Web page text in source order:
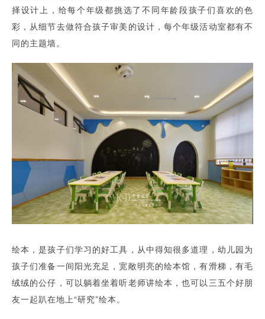
择设计上，给每个年级都挑选了不同年龄段孩子们喜欢的色
彩，从细节去做符合孩子审美的设计，每个年级活动室都有不
同的主题墙。
绘本，是孩子们学习的好工具，从中得知很多道理，幼儿园为
孩子们准备一间阳光充足，宽敞明亮的绘本馆，有滑梯，有毛
绒绒的公仔，可以躺着坐着听老师讲绘本，也可以三五个好朋
友一起趴在地上“研究”绘本。